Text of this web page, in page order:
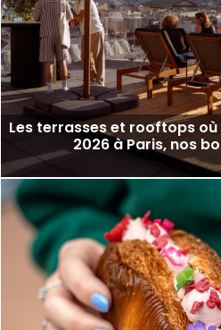
Les terrasses et rooftops
2026 à Paris, nos